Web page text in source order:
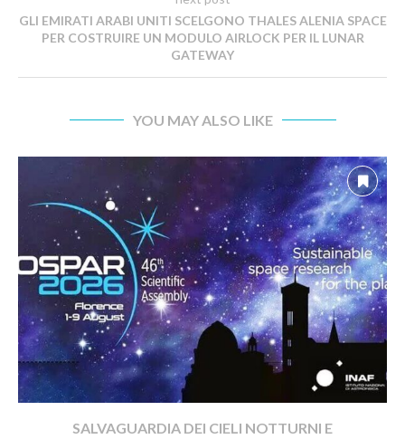
GLI EMIRATI ARABI UNITI SCELGONO THALES ALENIA SPACE
PER COSTRUIRE UN MODULO AIRLOCK PER IL LUNAR
GATEWAY
YOU MAY ALSO LIKE
SALVAGUARDIA DEI CIELI NOTTURNI E